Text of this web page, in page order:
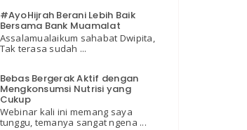
#AyoHijrah Berani Lebih Baik
Bersama Bank Muamalat
Assalamualaikum sahabat Dwipita,
Tak terasa sudah ...
Bebas Bergerak Aktif dengan
Mengkonsumsi Nutrisi yang
Cukup
Webinar kali ini memang saya
tunggu, temanya sangat ngena ...